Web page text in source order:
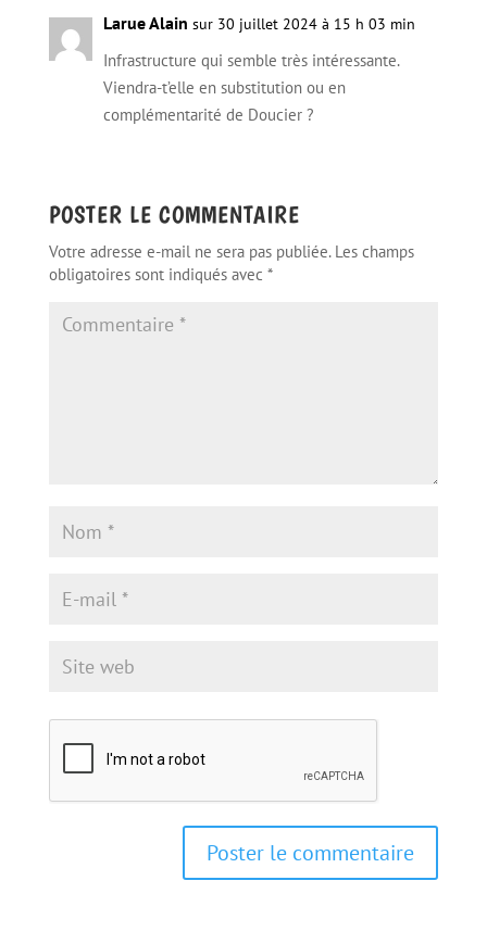
Larue Alain sur 30 juillet 2024 à 15 h 03 min
Infrastructure qui semble très intéressante.
Viendra-t’elle en substitution ou en
complémentarité de Doucier ?
POSTER LE COMMENTAIRE
Votre adresse e-mail ne sera pas publiée. Les champs
obligatoires sont indiqués avec *